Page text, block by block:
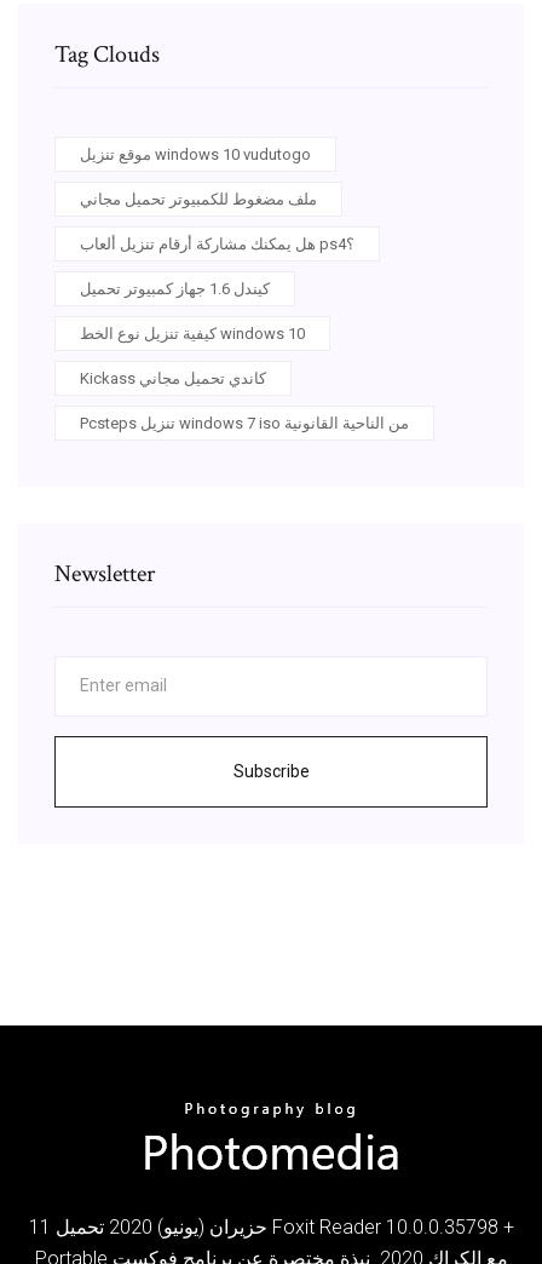
Tag Clouds
موقع تنزيل windows 10 vudutogo
ملف مضغوط للكمبيوتر تحميل مجاني
هل يمكنك مشاركة أرقام تنزيل ألعاب ps4؟
كيندل 1.6 جهاز كمبيوتر تحميل
كيفية تنزيل نوع الخط windows 10
Kickass كاندي تحميل مجاني
Pcsteps تنزيل windows 7 iso من الناحية القانونية
Newsletter
Subscribe
11 حزيران (يونيو) 2020 تحميل Foxit Reader 10.0.0.35798 +
Portable مع الكراك 2020. نبذة مختصرة عن برنامج فوكست